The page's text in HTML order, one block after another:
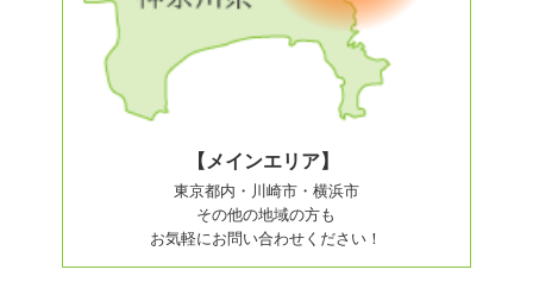
【メインエリア】
東京都内・川崎市・横浜市
その他の地域の方も
お気軽にお問い合わせください！